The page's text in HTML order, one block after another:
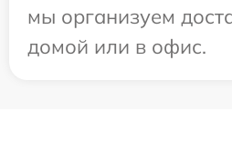
мы организуем
домой или в офис.